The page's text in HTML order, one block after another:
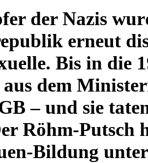
der Nazis
erneut
Bis in die
dem
– und sie
Röhm-Putsch
Bildung